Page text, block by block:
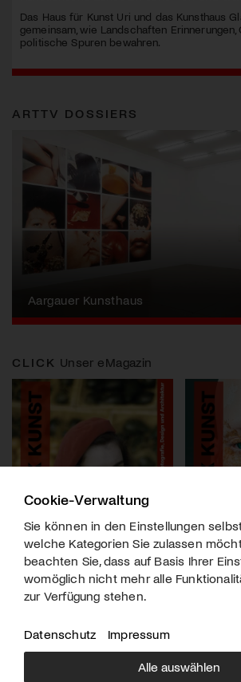
Das Haus für Kunst Uri und das Kunsthaus
gemeinsam, wie Landschaften
politische Spuren bewahren.
ARTTV DOSSIERS
Künstlerin
Aargauer Kunsthaus
Gewerbemuseum Winterthur
Liste Art Fair Basel
Bündner Kunstmuseum
Künstler:innen Portraits
Junge Schweizer Kunst
Vögele Kultur Zentrum
Nidwaldner Museum
Haus für Kunst Uri
CLICK Unser eMagazin
Cookie-Verwaltung
Sie können in den Einstellungen
welche Kategorien Sie zulassen
beachten Sie, dass auf Basis Ihrer
womöglich nicht mehr alle
zur Verfügung stehen.
Datenschutz Impressum
Alle auswählen